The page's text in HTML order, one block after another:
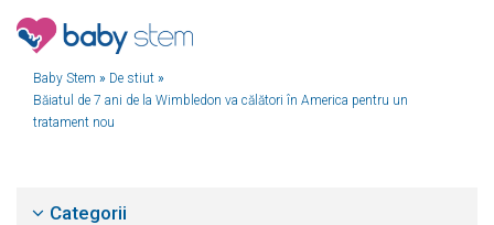
Baby Stem » De stiut »
Băiatul de 7 ani de la Wimbledon va călători în America pentru un
tratament nou
Categorii